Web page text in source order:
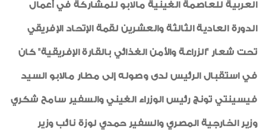
العربية للعاصمة الغينية مالابو للمشاركة في أعمال
الدورة العادية الثالثة والعشرين لقمة الإتحاد الإفريقي
تحت شعار "الزراعة والأمن الغذائي بالقارة الإفريقية" كان
في استقبال الرئيس لدى وصوله إلى مطار مالابو السيد
فيسينتي تونج رئيس الوزراء الغيني والسفير سامح شكري
وزير الخارجية المصري والسفير حمدي لوزة نائب وزير